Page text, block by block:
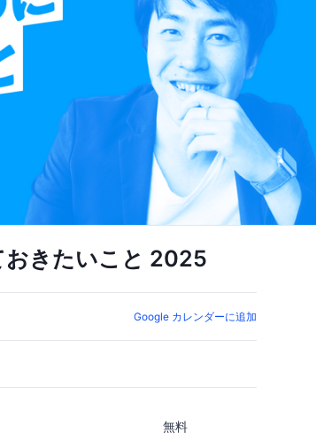
きたいこと 2025
Google カレンダーに追加
無料